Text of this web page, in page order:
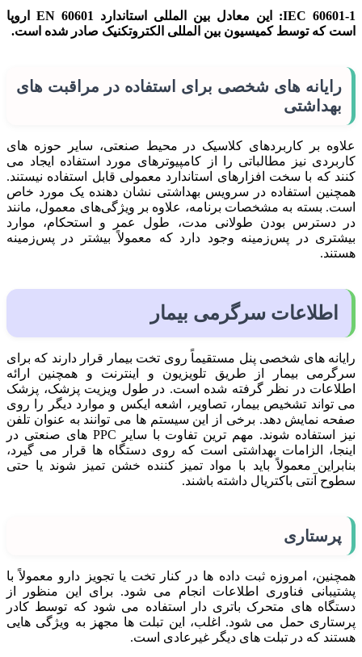
IEC 60601-1: این معادل بین المللی استاندارد EN 60601 اروپا
است که توسط کمیسیون بین المللی الکتروتکنیک صادر شده است.
رایانه های شخصی برای استفاده در مراقبت های
بهداشتی
علاوه بر کاربردهای کلاسیک در محیط صنعتی، سایر حوزه های
کاربردی نیز مطالباتی را از کامپیوترهای مورد استفاده ایجاد می
کنند که با سخت افزارهای استاندارد معمولی قابل استفاده نیستند.
همچنین استفاده در سرویس بهداشتی نشان دهنده یک مورد خاص
است. بسته به مشخصات برنامه، علاوه بر ویژگی‌های معمول، مانند
در دسترس بودن طولانی مدت، طول عمر و استحکام، موارد
بیشتری در پس‌زمینه وجود دارد که معمولاً بیشتر در پس‌زمینه
هستند.
اطلاعات سرگرمی بیمار
رایانه های شخصی پنل مستقیماً روی تخت بیمار قرار دارند که برای
سرگرمی بیمار از طریق تلویزیون و اینترنت و همچنین ارائه
اطلاعات در نظر گرفته شده است. در طول ویزیت پزشک، پزشک
می تواند تشخیص بیمار، تصاویر، اشعه ایکس و موارد دیگر را روی
صفحه نمایش دهد. برخی از این سیستم ها می توانند به عنوان تلفن
نیز استفاده شوند. مهم ترین تفاوت با سایر PPC های صنعتی در
اینجا، الزامات بهداشتی است که روی دستگاه ها قرار می گیرد،
بنابراین معمولاً باید با مواد تمیز کننده خشن تمیز شوند یا حتی
سطوح آنتی باکتریال داشته باشند.
پرستاری
همچنین، امروزه ثبت داده ها در کنار تخت یا تجویز دارو معمولاً با
پشتیبانی فناوری اطلاعات انجام می شود. برای این منظور از
دستگاه های متحرک باتری دار استفاده می شود که توسط کادر
پرستاری حمل می شود. اغلب، این تبلت ها مجهز به ویژگی هایی
هستند که در تبلت های دیگر غیرعادی است.